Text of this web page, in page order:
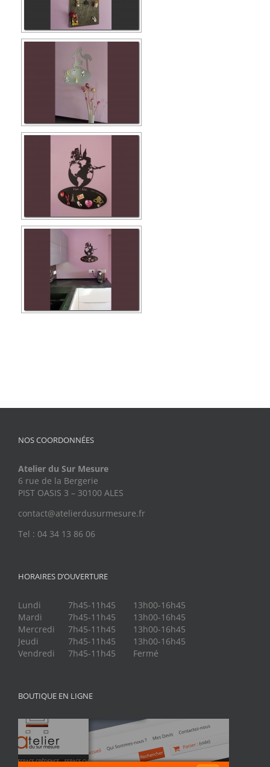
NOS COORDONNÉES
Atelier du Sur Mesure
6 rue de la Bergerie
PIST OASIS 3 – 30100 ALES
contact@atelierdusurmesure.fr
Tel : 04 34 13 86 06
HORAIRES D’OUVERTURE
Lundi 7h45-11h45
13h00-16h45
Mardi
7h45-11h45
13h00-16h45
Mercredi
7h45-11h45
13h00-16h45
Jeudi
7h45-11h45
13h00-16h45
Vendredi
7h45-11h45 Fermé
BOUTIQUE EN LIGNE